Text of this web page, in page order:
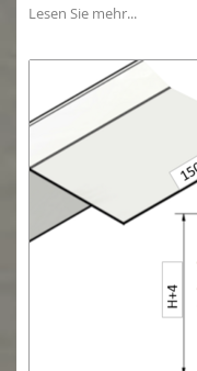
Lesen Sie mehr...